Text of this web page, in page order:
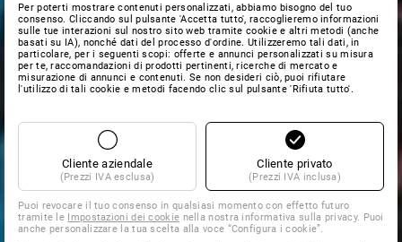
Per poterti mostrare contenuti personalizzati, abbiamo bisogno del tuo
consenso. Cliccando sul pulsante 'Accetta tutto', raccoglieremo informazioni
sulle tue interazioni sul nostro sito web tramite cookie e altri metodi (anche
basati su IA), nonché dati del processo d'ordine. Utilizzeremo tali dati, in
particolare, per i seguenti scopi: offerte e annunci personalizzati su misura
per te, raccomandazioni di prodotti pertinenti, ricerche di mercato e
misurazione di annunci e contenuti. Se non desideri ciò, puoi rifiutare
l'utilizzo di tali cookie e metodi facendo clic sul pulsante 'Rifiuta tutto'.
Cliente aziendale
(Prezzi IVA esclusa)
Cliente privato
(Prezzi IVA inclusa)
Puoi revocare il tuo consenso in qualsiasi momento con effetto futuro
tramite le Impostazioni dei cookie nella nostra informativa sulla privacy. Puoi
anche personalizzare la tua scelta alla voce “Configura i cookie”.